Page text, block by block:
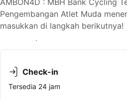
AMBON4D : MBH Bank Cycling
Pengembangan Atlet Muda
masukkan di langkah berikutnya!
Lihat ketersediaan
Check-in
Tersedia 24 jam